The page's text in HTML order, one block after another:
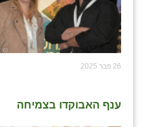
26 פבר 2025
ענף האבוקדו בצמיחה